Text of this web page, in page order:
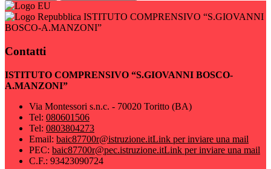
ISTITUTO COMPRENSIVO “S.GIOVANNI
BOSCO-A.MANZONI”
Contatti
ISTITUTO COMPRENSIVO “S.GIOVANNI BOSCO-
A.MANZONI”
Via Montessori s.n.c. - 70020 Toritto (BA)
Tel: 080601506
Tel: 0803804273
Email: baic87700r@istruzione.itLink per inviare una mail
PEC: baic87700r@pec.istruzione.itLink per inviare una mail
C.F.: 93423090724